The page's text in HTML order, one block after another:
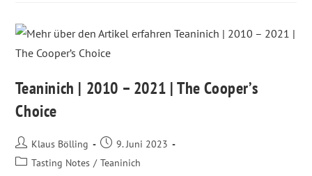
Teaninich | 2010 – 2021 | The Cooper’s
Choice
Klaus Bölling
9. Juni 2023
Tasting Notes / Teaninich